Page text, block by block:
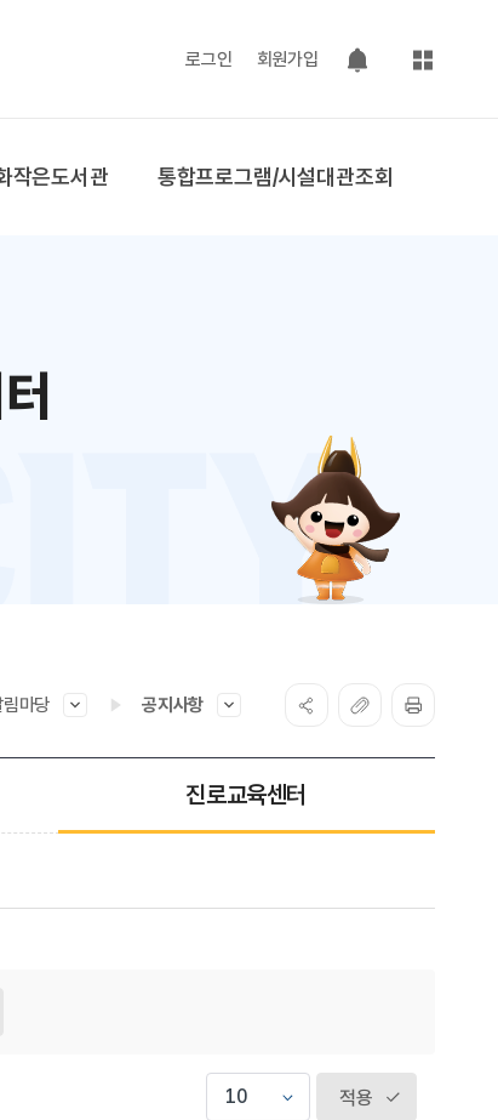
로그인 회원가입
팝업 열기
사이트맵
작은도서관 통합프로그램/시설대관조회
림마당 공지사항
진로교육센터
적용